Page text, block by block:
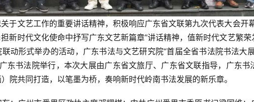
于文艺工作的重要讲话精神，积极响应广东省文联第九次代表大会开
新时代文化使命中抒写广东文艺新篇章”讲话精神，值新时代文艺繁
动形式举办的活动，广东书法与文艺研究院“首届全省书法院书法大
东书法院举行，本次大展由广东省文旅厅、广东省文联指导，广东书
院共同打造，以笔墨为桥，奏响新时代岭南书法发展的新乐章。